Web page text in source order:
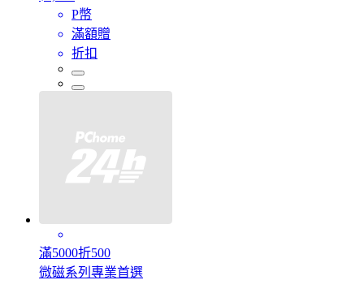
P幣
滿額贈
折扣
滿5000折500
微磁系列專業首選